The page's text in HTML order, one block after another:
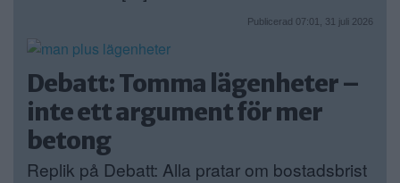
Publicerad 07:01, 31 juli 2026
Debatt: Tomma lägenheter –
inte ett argument för mer
betong
Replik på Debatt: Alla pratar om bostadsbrist